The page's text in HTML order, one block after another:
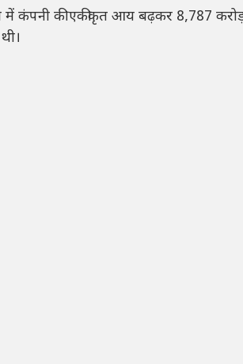
में कंपनी की एकीकृत आय बढ़कर 8,787